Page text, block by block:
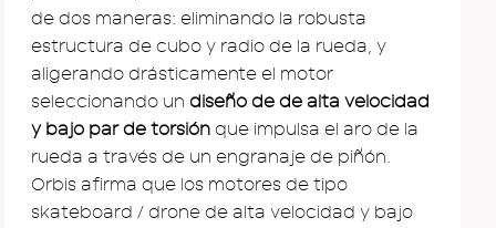
de dos maneras: eliminando la robusta
estructura de cubo y radio de la rueda, y
aligerando drásticamente el motor
seleccionando un diseño de de alta velocidad
y bajo par de torsión que impulsa el aro de la
rueda a través de un engranaje de piñón.
Orbis afirma que los motores de tipo
skateboard / drone de alta velocidad y bajo